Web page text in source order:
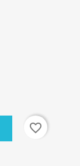
favorite_border